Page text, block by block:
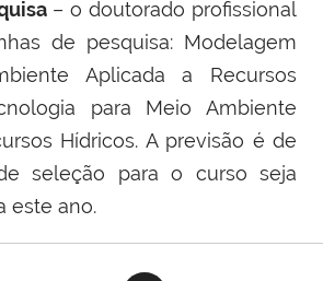
– o doutorado profissional
de pesquisa: Modelagem
Aplicada a Recursos
para Meio Ambiente
Hídricos. A previsão é de
seleção para o curso seja
este ano.